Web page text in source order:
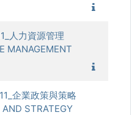
人力資源管理
MANAGEMENT
企業政策與策略
STRATEGY